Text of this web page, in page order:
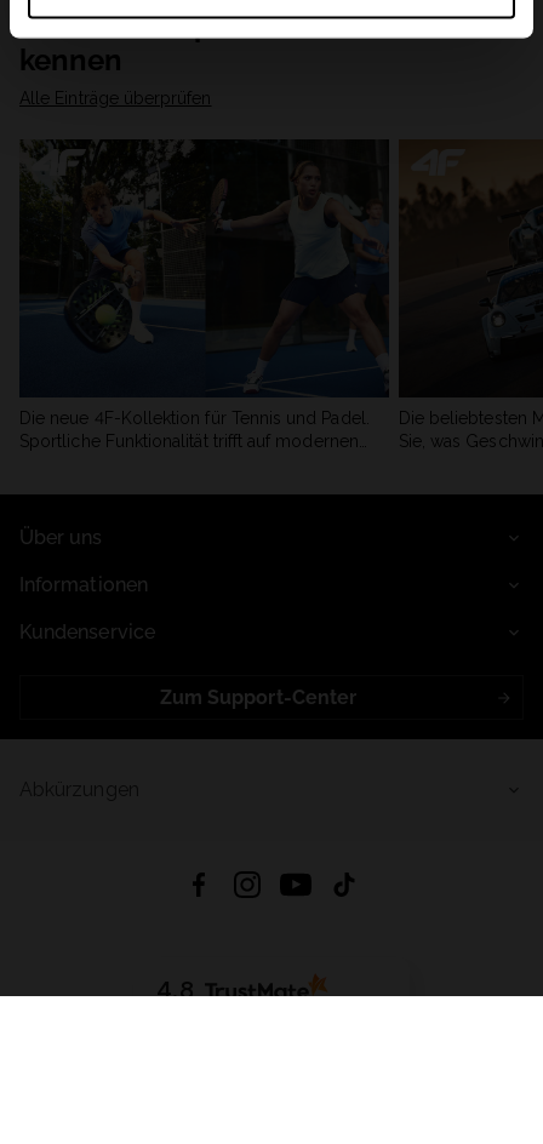
Lernen Sie Sport von Grund auf
kennen
Alle Einträge überprüfen
Die neue 4F-Kollektion für Tennis und Padel.
Sportliche Funktionalität trifft auf modernen
Die beliebtesten
Sie, was
Über uns
Informationen
Kundenservice
Zum Support-Center
4.8